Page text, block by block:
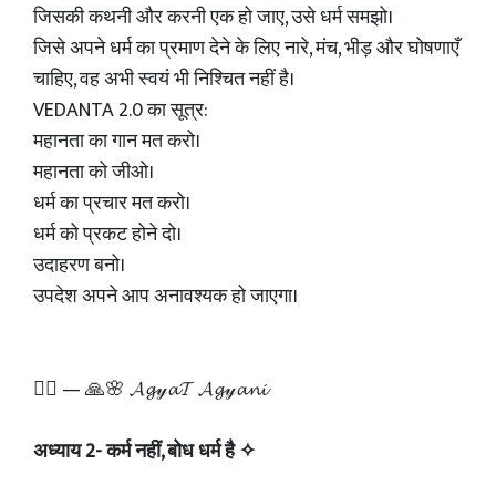
जिसकी कथनी और करनी एक हो जाए, उसे धर्म समझो।
जिसे अपने धर्म का प्रमाण देने के लिए नारे, मंच, भीड़ और घोषणाएँ
चाहिए, वह अभी स्वयं भी निश्चित नहीं है।
VEDANTA 2.0 का सूत्र:
महानता का गान मत करो।
महानता को जीओ।
धर्म का प्रचार मत करो।
धर्म को प्रकट होने दो।
उदाहरण बनो।
उपदेश अपने आप अनावश्यक हो जाएगा।
✍🏻 — 🙏🌸 𝓐𝓰𝓎𝓪𝓣 𝓐𝓰𝓎𝓪𝓷𝓲
अध्याय 2- कर्म नहीं, बोध धर्म है ✧